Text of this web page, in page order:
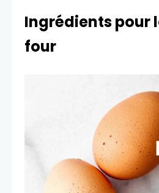
Ingrédients pour
four